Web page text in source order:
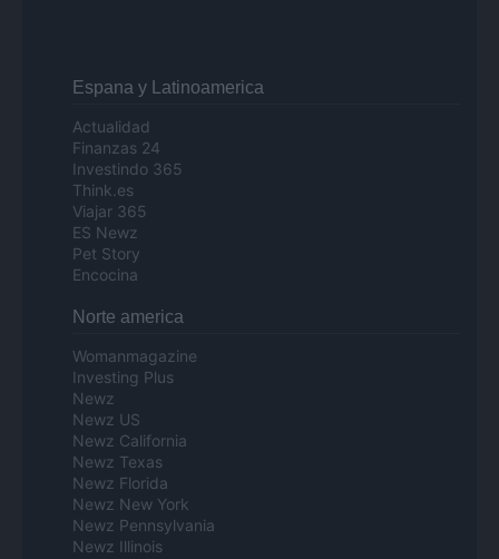
Espana y Latinoamerica
Actualidad
Finanzas 24
Investindo 365
Think.es
Viajar 365
ES Newz
Pet Story
Encocina
Norte america
Womanmagazine
Investing Plus
Newz
Newz US
Newz California
Newz Texas
Newz Florida
Newz New York
Newz Pennsylvania
Newz Illinois